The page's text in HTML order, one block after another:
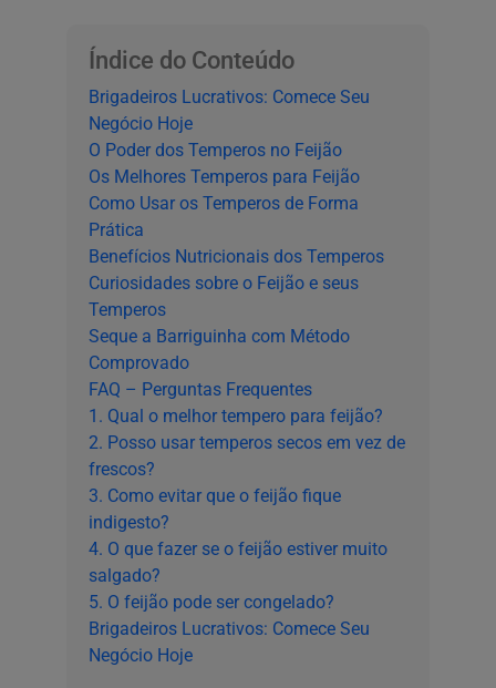
Índice do Conteúdo
Brigadeiros Lucrativos: Comece Seu
Negócio Hoje
O Poder dos Temperos no Feijão
Os Melhores Temperos para Feijão
Como Usar os Temperos de Forma
Prática
Benefícios Nutricionais dos Temperos
Curiosidades sobre o Feijão e seus
Temperos
Seque a Barriguinha com Método
Comprovado
FAQ – Perguntas Frequentes
1. Qual o melhor tempero para feijão?
2. Posso usar temperos secos em vez de
frescos?
3. Como evitar que o feijão fique
indigesto?
4. O que fazer se o feijão estiver muito
salgado?
5. O feijão pode ser congelado?
Brigadeiros Lucrativos: Comece Seu
Negócio Hoje